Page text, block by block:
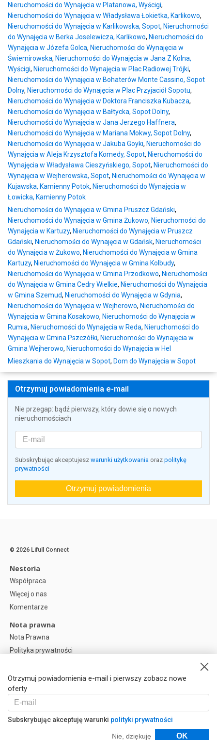
Nieruchomości do Wynajęcia w Platanowa, Wyścigi,
Nieruchomości do Wynajęcia w Władysława Łokietka, Karlikowo,
Nieruchomości do Wynajęcia w Karlikowska, Sopot, Nieruchomości
do Wynajęcia w Berka Joselewicza, Karlikowo, Nieruchomości do
Wynajęcia w Józefa Golca, Nieruchomości do Wynajęcia w
Świemirowska, Nieruchomości do Wynajęcia w Jana Z Kolna,
Wyścigi, Nieruchomości do Wynajęcia w Plac Radiowej Trójki,
Nieruchomości do Wynajęcia w Bohaterów Monte Cassino, Sopot
Dolny, Nieruchomości do Wynajęcia w Plac Przyjaciół Sopotu,
Nieruchomości do Wynajęcia w Doktora Franciszka Kubacza,
Nieruchomości do Wynajęcia w Bałtycka, Sopot Dolny,
Nieruchomości do Wynajęcia w Jana Jerzego Haffnera,
Nieruchomości do Wynajęcia w Mariana Mokwy, Sopot Dolny,
Nieruchomości do Wynajęcia w Jakuba Goyki, Nieruchomości do
Wynajęcia w Aleja Krzysztofa Komedy, Sopot, Nieruchomości do
Wynajęcia w Władysława Cieszyńskiego, Sopot, Nieruchomości do
Wynajęcia w Wejherowska, Sopot, Nieruchomości do Wynajęcia w
Kujawska, Kamienny Potok, Nieruchomości do Wynajęcia w
Łowicka, Kamienny Potok
Nieruchomości do Wynajęcia w Gmina Pruszcz Gdański,
Nieruchomości do Wynajęcia w Gmina Żukowo, Nieruchomości do
Wynajęcia w Kartuzy, Nieruchomości do Wynajęcia w Pruszcz
Gdański, Nieruchomości do Wynajęcia w Gdańsk, Nieruchomości
do Wynajęcia w Żukowo, Nieruchomości do Wynajęcia w Gmina
Kartuzy, Nieruchomości do Wynajęcia w Gmina Kolbudy,
Nieruchomości do Wynajęcia w Gmina Przodkowo, Nieruchomości
do Wynajęcia w Gmina Cedry Wielkie, Nieruchomości do Wynajęcia
w Gmina Szemud, Nieruchomości do Wynajęcia w Gdynia,
Nieruchomości do Wynajęcia w Wejherowo, Nieruchomości do
Wynajęcia w Gmina Kosakowo, Nieruchomości do Wynajęcia w
Rumia, Nieruchomości do Wynajęcia w Reda, Nieruchomości do
Wynajęcia w Gmina Pszczółki, Nieruchomości do Wynajęcia w
Gmina Wejherowo, Nieruchomości do Wynajęcia w Hel
Mieszkania do Wynajęcia w Sopot, Dom do Wynajęcia w Sopot
Otrzymuj powiadomienia e-mail
Nie przegap: bądź pierwszy, który dowie się o nowych
nieruchomościach
Subskrybując akceptujesz warunki użytkowania oraz politykę
prywatności
Otrzymuj powiadomienia
Otrzymuj powiadomienia e-mail i pierwszy zobacz nowe
oferty
Subskrybując akceptuję warunki polityki prywatności
Nie, dziękuję OK
Filtry
© 2026 Lifull Connect
Nestoria
Współpraca
Więcej o nas
Komentarze
Nota prawna
Nota Prawna
Polityka prywatności
Preferencje plików cookie
Help
Pytania
Nasi Partnerzy